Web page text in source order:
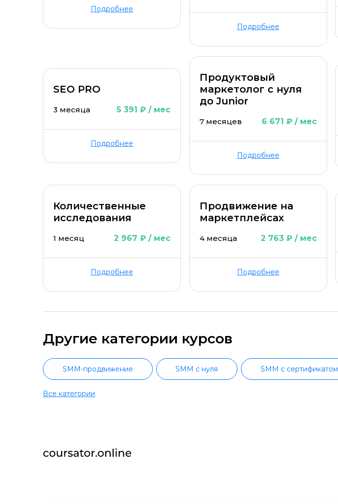
Подробнее
Подробнее
SEO PRO
3 месяца 5 391 ₽ / мес
Подробнее
Продуктовый
маркетолог с нуля
до Junior
7 месяцев 6 671 ₽ / мес
Подробнее
Количественные
исследования
1 месяц 2 967 ₽ / мес
Подробнее
Продвижение на
маркетплейсах
4 месяца 2 763 ₽ / мес
Подробнее
Другие категории курсов
SMM-продвижение SMM с нуля SMM с сертификатом
Интернет-маркетинг кратко
Мессенджер-маркетинг и чат-боты
Все категории